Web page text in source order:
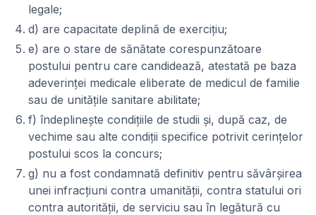
legale;
d) are capacitate deplină de exercițiu;
e) are o stare de sănătate corespunzătoare
postului pentru care candidează, atestată pe baza
adeverinței medicale eliberate de medicul de familie
sau de unitățile sanitare abilitate;
f) îndeplinește condițiile de studii și, după caz, de
vechime sau alte condiții specifice potrivit cerințelor
postului scos la concurs;
g) nu a fost condamnată definitiv pentru săvârșirea
unei infracțiuni contra umanității, contra statului ori
contra autorității, de serviciu sau în legătură cu